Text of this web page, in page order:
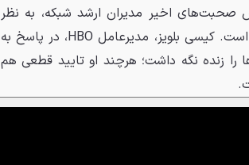
صحبت‌های اخیر مدیران ارشد شبکه، به نظر
می‌رسد پرونده‌ی این سریال هنوز کاملا بسته نشده است. کیسی بلویز، مدیرعامل HBO، در پاسخ به
را زنده نگه داشت؛ هرچند او تایید قطعی هم